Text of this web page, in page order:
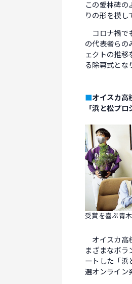
この愛林碑の
りの形を模し
コロナ禍で
の代表者らの
ェクトの推移
る除幕式とな
■オイスカ高
「浜と松プ
受賞を喜ぶ青
オイスカ高
まざまなボラ
ートした「浜
選オンライン